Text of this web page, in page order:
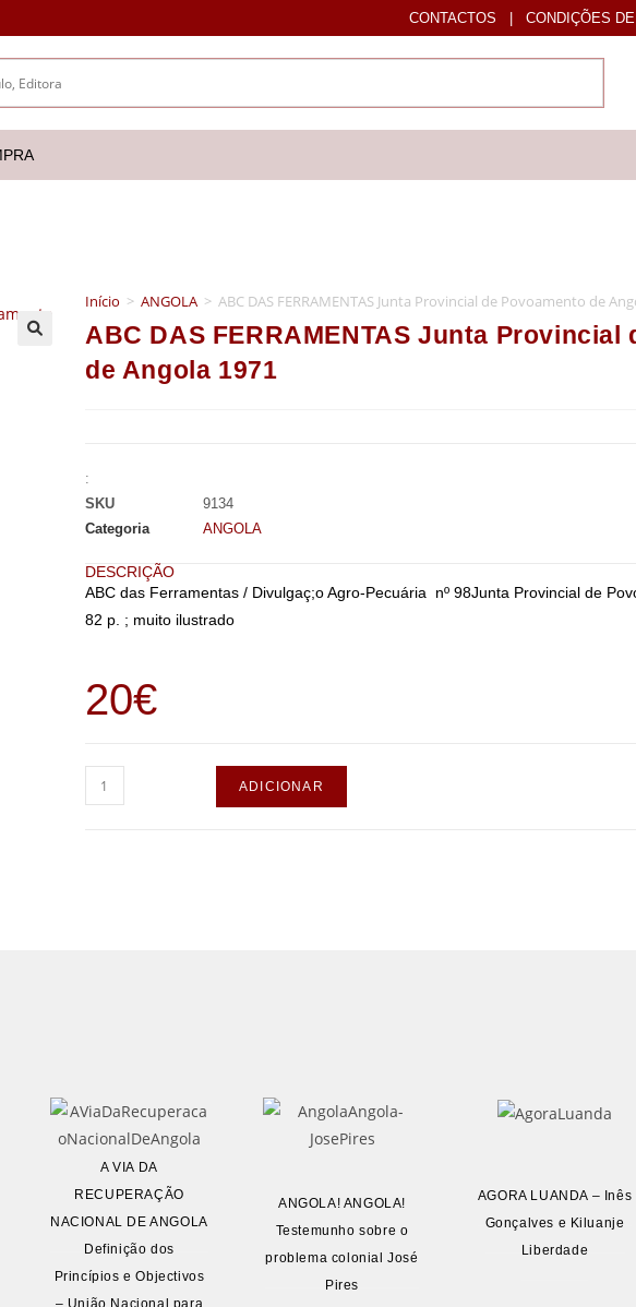
CONTACTOS | CONDIÇÕES
Início > ANGOLA > ABC DAS FERRAMENTAS Junta Provincial de Povoamento de
ABC DAS FERRAMENTAS Junta Provincial
de Angola 1971
:
SKU
9134
Categoria
ANGOLA
DESCRIÇÃO
ABC das Ferramentas / Divulgaç;o Agro-Pecuária nº 98Junta Provincial de
82 p. ; muito ilustrado
20€
ADICIONAR
A VIA DA
RECUPERAÇÃO
NACIONAL DE ANGOLA
Definição dos
Princípios e Objectivos
– União Nacional para
ANGOLA! ANGOLA!
Testemunho sobre o
problema colonial José
Pires
AGORA LUANDA – Inês
Gonçalves e Kiluanje
Liberdade